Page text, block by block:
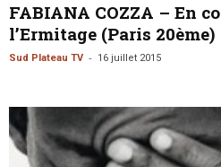
FABIANA COZZA – En
l’Ermitage (Paris 20ème)
Sud Plateau TV - 16 juillet 2015